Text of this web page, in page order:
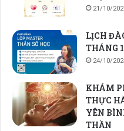
21/10/
LỊCH
THÁNG
24/10/
KHÁM
THỰC
YÊN
THẦN